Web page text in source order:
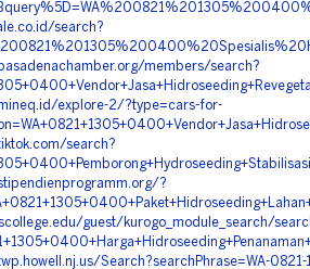
search?
members/search?
explore-2/?type=cars-for-
search?
?
guest/kurogo_module_search/
Search?searchPhrase=WA-